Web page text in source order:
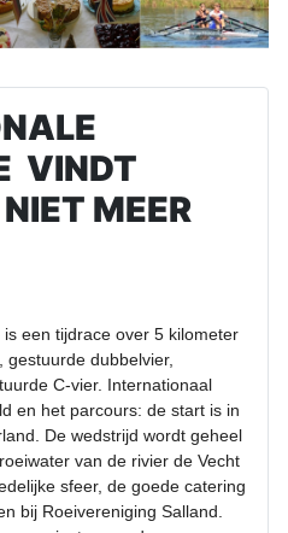
VINDT
MEER
een tijdrace over 5 kilometer
dubbelvier,
C-vier. Internationaal
en het parcours: de start is in
De wedstrijd wordt geheel
van de rivier de Vecht
sfeer, de goede catering
bij Roeivereniging Salland.